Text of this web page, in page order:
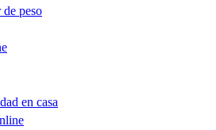
peso
en casa